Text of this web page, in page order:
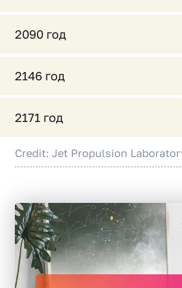
2090 год
2146 год
2171 год
Credit: Jet Propulsion